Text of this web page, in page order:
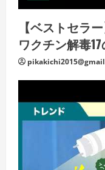
【ベストセラ
ワクチン解毒